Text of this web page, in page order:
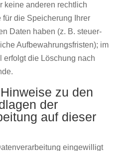
keine anderen rechtlich
für die Speicherung Ihrer
Daten haben (z. B. steuer-
Aufbewahrungsfristen); im
erfolgt die Löschung nach
zu den
der
auf dieser
eingewilligt